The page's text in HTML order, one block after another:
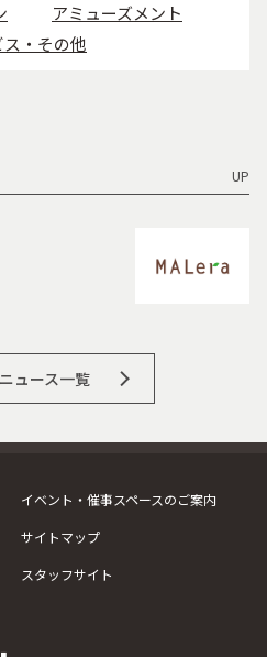
アミューズメント
・その他
UP
ュース一覧
イベント・催事スペースのご案内
サイトマップ
スタッフサイト